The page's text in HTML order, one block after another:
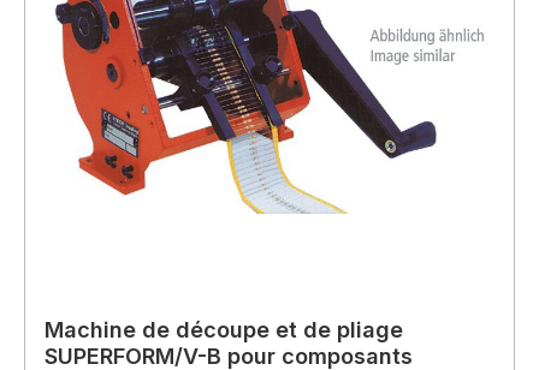
Machine de découpe et de pliage
SUPERFORM/V-B pour composants